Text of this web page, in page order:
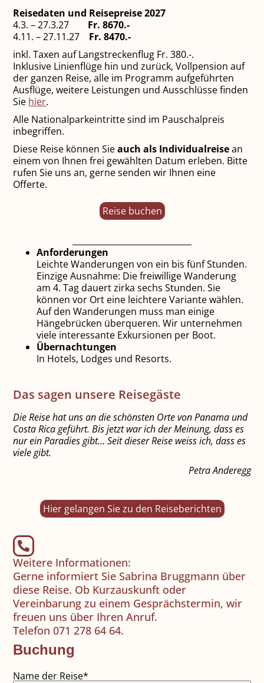
Reisedaten und Reisepreise 2027
4.3. – 27.3.27 Fr. 8670.-
4.11. – 27.11.27 Fr. 8470.-
inkl. Taxen auf Langstreckenflug Fr. 380.-.
Inklusive Linienflüge hin und zurück, Vollpension auf
der ganzen Reise, alle im Programm aufgeführten
Ausflüge, weitere Leistungen und Ausschlüsse finden
Sie hier.
Alle Nationalparkeintritte sind im Pauschalpreis
inbegriffen.
Diese Reise können Sieauch als Individualreisean
einem von Ihnen frei gewählten Datum erleben. Bitte
rufen Sie uns an, gerne senden wir Ihnen eine
Offerte.
Reise buchen
Anforderungen
Leichte Wanderungen von ein bis fünf Stunden.
Einzige Ausnahme: Die freiwillige Wanderung
am 4. Tag dauert zirka sechs Stunden. Sie
können vor Ort eine leichtere Variante wählen.
Auf den Wanderungen muss man einige
Hängebrücken überqueren. Wir unternehmen
viele interessante Exkursionen per Boot.
Übernachtungen
In Hotels, Lodges und Resorts.
Das sagen unsere Reisegäste
Die Reise hat uns an die schönsten Orte von Panama und
Costa Rica geführt. Bis jetzt war ich der Meinung, dass es
nur ein Paradies gibt… Seit dieser Reise weiss ich, dass es
viele gibt.
Petra Anderegg
Hier gelangen Sie zu den Reiseberichten
Weitere Informationen:
Gerne informiert Sie Sabrina Bruggmann über
diese Reise. Ob Kurzauskunft oder
Vereinbarung zu einem Gesprächstermin, wir
freuen uns über Ihren Anruf.
Telefon 071 278 64 64.
Buchung
Name der Reise*